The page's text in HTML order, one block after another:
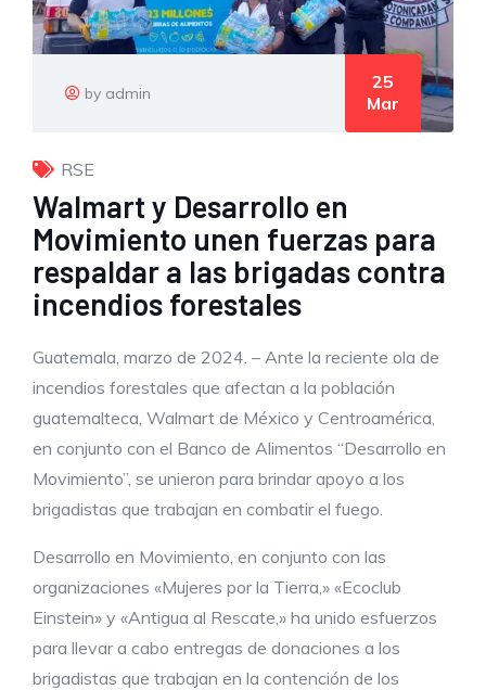
by admin
25
Mar
RSE
Walmart y Desarrollo en
Movimiento unen fuerzas para
respaldar a las brigadas contra
incendios forestales
Guatemala, marzo de 2024. – Ante la reciente ola de
incendios forestales que afectan a la población
guatemalteca, Walmart de México y Centroamérica,
en conjunto con el Banco de Alimentos “Desarrollo en
Movimiento”, se unieron para brindar apoyo a los
brigadistas que trabajan en combatir el fuego.
Desarrollo en Movimiento, en conjunto con las
organizaciones «Mujeres por la Tierra,» «Ecoclub
Einstein» y «Antigua al Rescate,» ha unido esfuerzos
para llevar a cabo entregas de donaciones a los
brigadistas que trabajan en la contención de los